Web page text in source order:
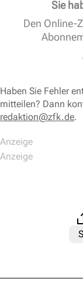
Sie
Den Online-
Haben Sie Fehler
mitteilen? Dann
redaktion@zfk.de.